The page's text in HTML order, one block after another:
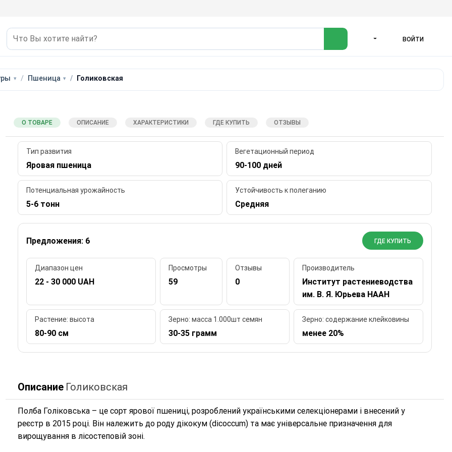
ВОЙТИ
Пшеница Голиковская
О ТОВАРЕ ОПИСАНИЕ ХАРАКТЕРИСТИКИ ГДЕ КУПИТЬ ОТЗЫВЫ
Тип развития
Яровая пшеница
Вегетационный период
90-100 дней
Потенциальная урожайность
5-6 тонн
Устойчивость к полеганию
Средняя
Предложения: 6 ГДЕ КУПИТЬ
Диапазон цен
22 - 30 000 UAH
Просмотры
59
Отзывы
0
Производитель
Институт растениеводства
им. В. Я. Юрьева НААН
Растение: высота
80-90 см
Зерно: масса 1.000шт семян
30-35 грамм
Зерно: содержание клейковины
менее 20%
Описание Голиковская
Полба Голіковська – це сорт ярової пшениці, розроблений українськими селекціонерами і внесений у
реєстр в 2015 році. Він належить до роду дікокум (dicoccum) та має універсальне призначення для
вирощування в лісостеповій зоні.